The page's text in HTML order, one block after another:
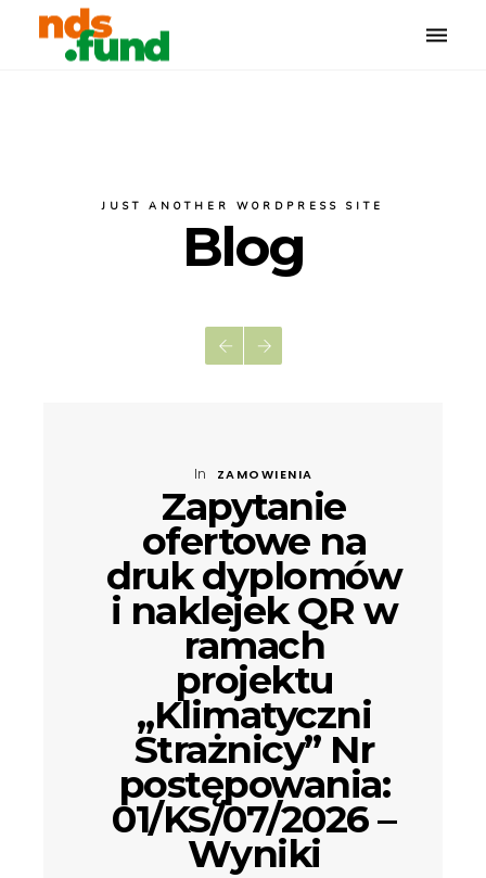
Toggle
JUST ANOTHER WORDPRESS SITE
Blog
In ZAMOWIENIA
Zapytanie
ofertowe na
druk dyplomów
i naklejek QR w
ramach
projektu
„Klimatyczni
Strażnicy” Nr
postępowania:
01/KS/07/2026 –
Wyniki